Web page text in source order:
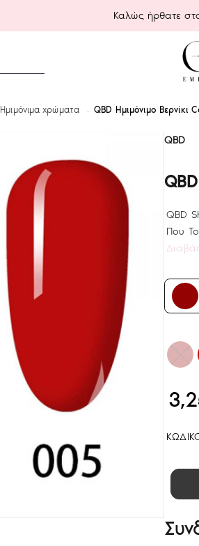
Καλώς ήρθατε
Ημιμόνιμα χρώματα QBD Ημιμόνιμο Βερνίκι
QBD
QBD
Που